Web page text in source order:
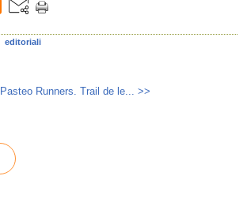
editoriali
Pasteo Runners. Trail de le... >>